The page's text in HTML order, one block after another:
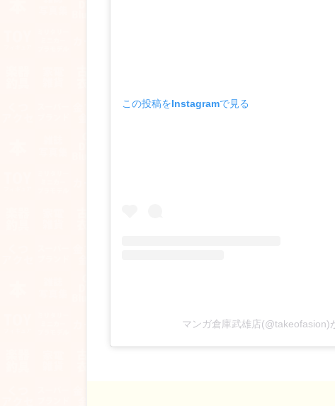
この投稿をInstagramで見る
マンガ倉庫武雄店(@takeofasion)